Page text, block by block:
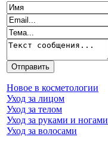
Новое в косметологии
Уход за лицом
Уход за телом
Уход за руками и ногами
Уход за волосами